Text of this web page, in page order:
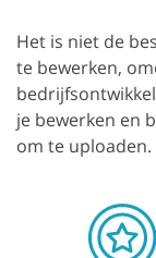
Het is niet de
te bewerken,
je bewerken en
om te uploaden.